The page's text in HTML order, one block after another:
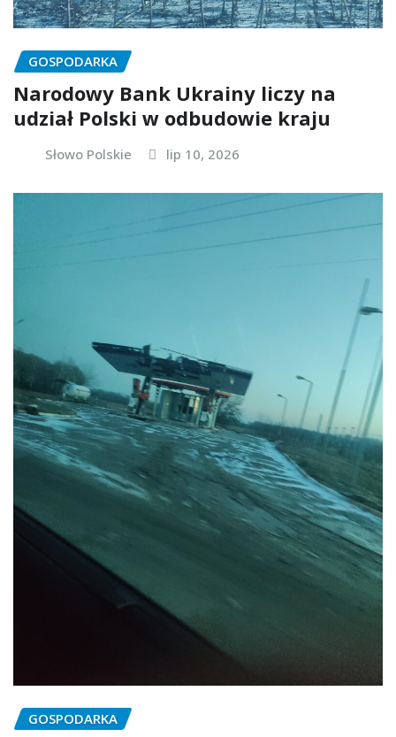
GOSPODARKA
Narodowy Bank Ukrainy liczy na
udział Polski w odbudowie kraju
Słowo Polskie lip 10, 2026
GOSPODARKA